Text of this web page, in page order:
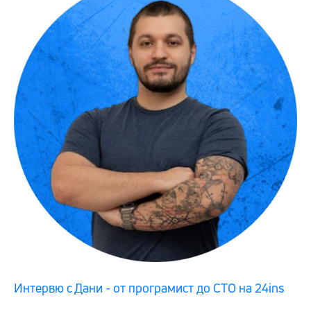
Интервю с Дани - от програмист до СТО на 24ins